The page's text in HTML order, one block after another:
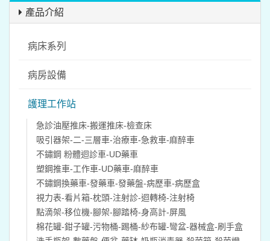
產品介紹
病床系列
病房設備
護理工作站
急診油壓推床-搬運推床-檢查床
吸引器架-二-三層車-治療車-急救車-麻醉車
不鏽鋼 粉體迴診車-UD藥車
塑鋼推車-工作車-UD藥車-麻醉車
不鏽鋼換藥車-發藥車-發藥盤-病歷車-病歷盒
視力表-看片箱-枕頭-注射診-迴轉椅-注射椅
點滴架-移位機-腳架-腳踏椅-身高計-屏風
棉花罐-鉗子罐-污物桶-踢桶-紗布罐-彎盆-器械盒-刷手盒